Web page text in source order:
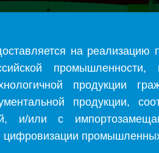
на реализацию
продукции
продукции,
и/или с
цифровизации